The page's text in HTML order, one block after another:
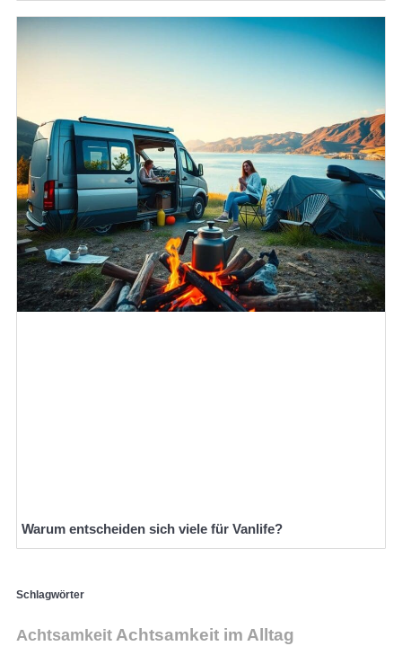
Warum entscheiden sich viele für Vanlife?
Schlagwörter
Achtsamkeit Achtsamkeit im Alltag